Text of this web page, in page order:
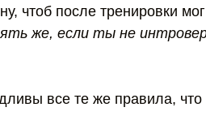
чтоб после тренировки
же, если ты не
все те же правила,